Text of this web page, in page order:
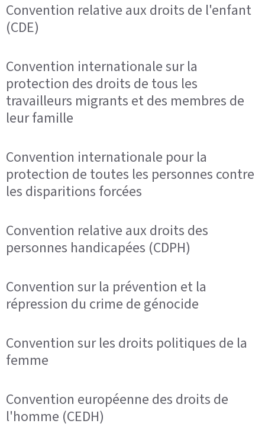
Convention relative aux droits de l'enfant
(CDE)
Convention internationale sur la
protection des droits de tous les
travailleurs migrants et des membres de
leur famille
Convention internationale pour la
protection de toutes les personnes contre
les disparitions forcées
Convention relative aux droits des
personnes handicapées (CDPH)
Convention sur la prévention et la
répression du crime de génocide
Convention sur les droits politiques de la
femme
Convention européenne des droits de
l'homme (CEDH)